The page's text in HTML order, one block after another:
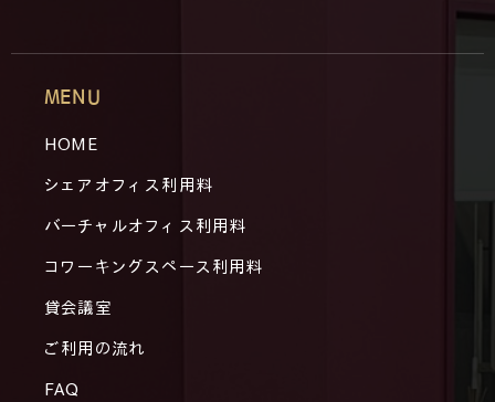
MENU
HOME
シェアオフィス利用料
バーチャルオフィス利用料
コワーキングスペース利用料
貸会議室
ご利用の流れ
FAQ